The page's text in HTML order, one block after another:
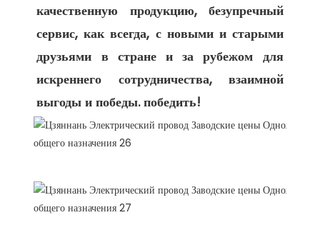
качественную продукцию, безупречный
сервис, как всегда, с новыми и старыми
друзьями в стране и за рубежом для
искреннего сотрудничества, взаимной